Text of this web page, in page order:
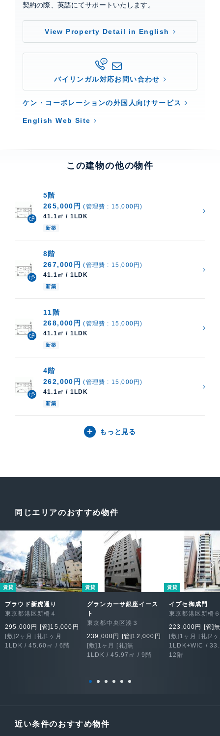
契約の際、英語にてサポートいたします。
View Property Detail in English
バイリンガル対応お問い合わせ
ケン・コーポレーションの外国人向けサービス
English Web Site
この建物の他の物件
5階
265,000円 (管理費 : 15,000円)
41.1㎡ / 1LDK
新築
8階
267,000円 (管理費 : 15,000円)
41.1㎡ / 1LDK
新築
11階
268,000円 (管理費 : 15,000円)
41.1㎡ / 1LDK
新築
4階
262,000円 (管理費 : 15,000円)
41.1㎡ / 1LDK
新築
もっと見る
同じエリアのおすすめ物件
賃貸
プラウド新虎通り
東京都港区新橋４
295,000円 [管]15,000円
[敷]2ヶ月 [礼]1ヶ月
1LDK / 45.60㎡ / 6階
賃貸
グランカーサ銀座イース
ト
東京都中央区湊３
239,000円 [管]12,000円
[敷]1ヶ月 [礼]無
1LDK / 45.97㎡ / 9階
賃貸
イプセ御成門
東京都港区新橋
223,000円 [管]
[敷]1ヶ月 [礼]2
1LDK+WIC /
12階
近い条件のおすすめ物件